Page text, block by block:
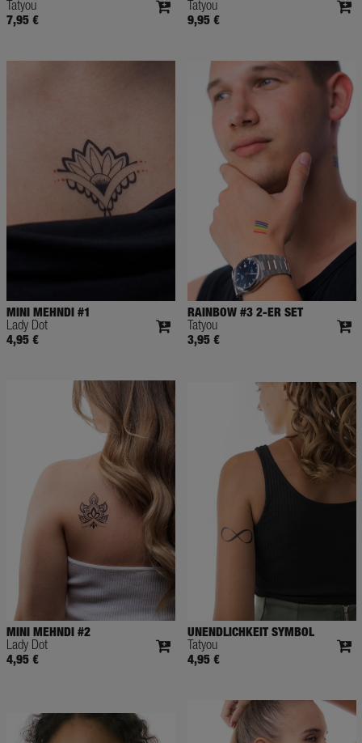
Tatyou
7,95 €
Tatyou
9,95 €
MINI MEHNDI #1
Lady Dot
4,95 €
RAINBOW #3 2-ER SET
Tatyou
3,95 €
MINI MEHNDI #2
Lady Dot
4,95 €
UNENDLICHKEIT SYMBOL
Tatyou
4,95 €